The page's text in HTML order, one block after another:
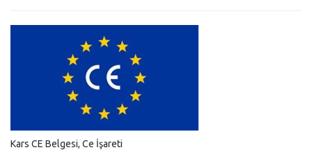
Kars CE Belgesi, Ce İşareti